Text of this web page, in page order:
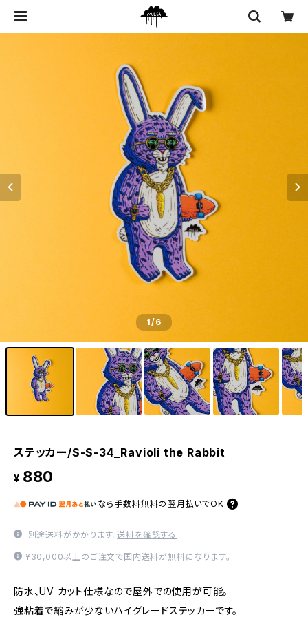
1/6
ステッカー/S-S-34_Ravioli the Rabbit
¥ 880
なら 手数料無料の 翌月払いでOK
別途送料がかかります。送料を確認する
¥30,000以上のご注文で国内送料が無料になります。
防水、UV カット仕様なので屋外での使用が可能。
強粘着で縮みが少ないハイグレードステッカーです。